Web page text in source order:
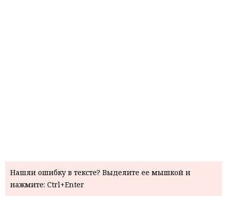
Нашли ошибку в тексте? Выделите ее мышкой и
нажмите: Ctrl+Enter